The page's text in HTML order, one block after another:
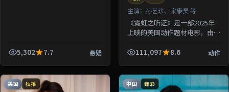
5,302 7.7 悬疑
主演： 孙艺珍、宋康昊 等
《霓虹之听证》是一部2025年
上映的美国动作题材电影，由钟
濑遥、沈腾等参演。剧情围绕一
111,097 8.6 动作
美国 独播 中国 臻彩